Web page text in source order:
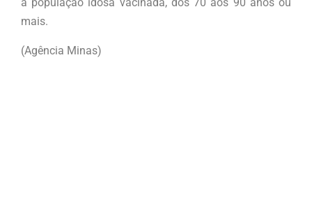
mais.
(Agência Minas)